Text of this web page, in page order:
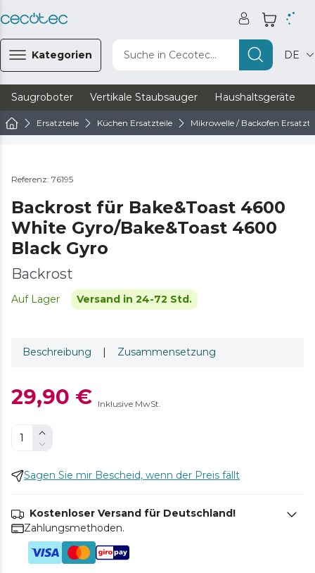
Kategorien Suche in Cecotec... DE
Saugroboter Vertikale Staubsauger Haushaltsgeräte
Ersatzteile Küchen Ersatzteile Mikrowelle / Backofen
Referenz: 76195
Backrost für Bake&Toast 4600
White Gyro/Bake&Toast 4600
Black Gyro
Backrost
Auf Lager Versand in 24-72 Std.
Beschreibung | Zusammensetzung
29,90 € Inklusive MwSt.
Sagen Sie mir Bescheid, wenn der Preis fällt
Kostenloser Versand für Deutschland!
Zahlungsmethoden.